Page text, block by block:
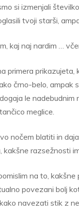
si izmenjali
tvoji starši,
kaj naj nardim …
primera prikazujeta,
črno-belo, ampak
le nadebudnim
meglice.
nočem blatiti in
kakšne razsežnosti
na to, kakšne
povezani bolj
navezati stik z